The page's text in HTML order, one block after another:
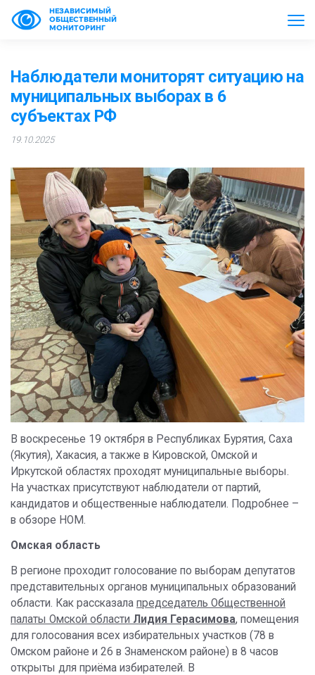
НЕЗАВИСИМЫЙ
ОБЩЕСТВЕННЫЙ
МОНИТОРИНГ
Наблюдатели мониторят ситуацию на
муниципальных выборах в 6
субъектах РФ
19.10.2025
В воскресенье 19 октября в Республиках Бурятия, Саха
(Якутия), Хакасия, а также в Кировской, Омской и
Иркутской областях проходят муниципальные выборы.
На участках присутствуют наблюдатели от партий,
кандидатов и общественные наблюдатели. Подробнее –
в обзоре НОМ.
Омская область
В регионе проходит голосование по выборам депутатов
представительных органов муниципальных образований
области. Как рассказала председатель Общественной
палаты Омской области Лидия Герасимова, помещения
для голосования всех избирательных участков (78 в
Омском районе и 26 в Знаменском районе) в 8 часов
открыты для приёма избирателей. В